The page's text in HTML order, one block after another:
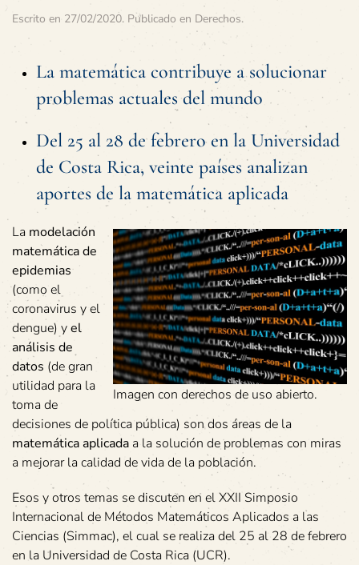
Escrito en 27/02/2020. Publicado en Derechos.
La matemática contribuye a solucionar
problemas actuales del mundo
Del 25 al 28 de febrero en la Universidad
de Costa Rica, veinte países analizan
aportes de la matemática aplicada
Imagen con derechos de uso abierto.
La modelación
matemática de
epidemias
(como el
coronavirus y el
dengue) yel
análisis de
datos (de gran
utilidad para la
toma de
decisiones de política pública) son dos áreas de la
matemática aplicada a la solución de problemas con miras
a mejorar la calidad de vida de la población.
Esos y otros temas se discuten en el XXII Simposio
Internacional de Métodos Matemáticos Aplicados a las
Ciencias (Simmac), el cual se realiza del 25 al 28 de febrero
en la Universidad de Costa Rica (UCR).